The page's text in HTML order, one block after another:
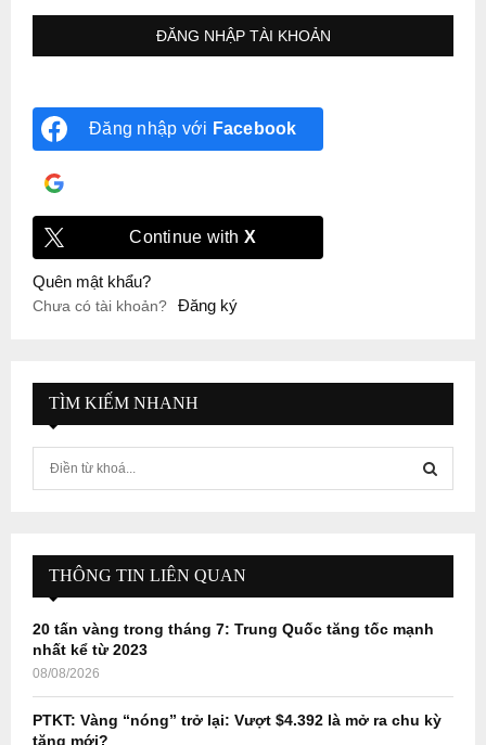
Đăng nhập với Facebook
Continue with X
Quên mật khẩu?
Chưa có tài khoản? Đăng ký
TÌM KIẾM NHANH
f
r
E
A
H
THÔNG TIN LIÊN QUAN
20 tấn vàng trong tháng 7: Trung Quốc tăng tốc mạnh
nhất kể từ 2023
08/08/2026
PTKT: Vàng “nóng” trở lại: Vượt $4.392 là mở ra chu kỳ
tăng mới?